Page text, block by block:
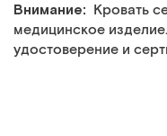
Внимание: Кровать
медицинское
удостоверение и